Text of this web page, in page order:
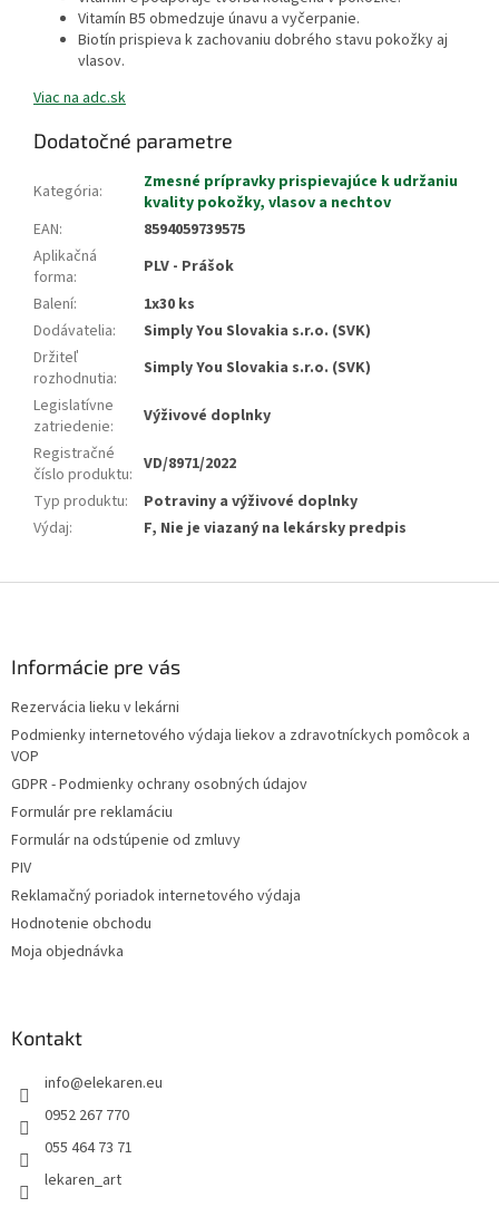
Vitamín B5 obmedzuje únavu a vyčerpanie.
Biotín prispieva k zachovaniu dobrého stavu pokožky aj
vlasov.
Viac na adc.sk
Dodatočné parametre
Kategória:
Zmesné prípravky prispievajúce k udržaniu
kvality pokožky, vlasov a nechtov
EAN:
8594059739575
Aplikačná
forma:
PLV - Prášok
Balení:
1x30 ks
Dodávatelia:
Simply You Slovakia s.r.o. (SVK)
Držiteľ
rozhodnutia:
Simply You Slovakia s.r.o. (SVK)
Legislatívne
zatriedenie:
Výživové doplnky
Registračné
číslo produktu: VD/8971/2022
Typ produktu:
Potraviny a výživové doplnky
Výdaj: F, Nie je viazaný na lekársky predpis
Informácie pre vás
Rezervácia lieku v lekárni
Podmienky internetového výdaja liekov a zdravotníckych pomôcok a
VOP
GDPR - Podmienky ochrany osobných údajov
Formulár pre reklamáciu
Formulár na odstúpenie od zmluvy
PIV
Reklamačný poriadok internetového výdaja
Hodnotenie obchodu
Moja objednávka
Kontakt
info@elekaren.eu
0952 267 770
055 464 73 71
lekaren_art